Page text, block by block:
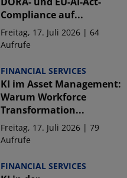
Compliance auf...
Freitag, 17. Juli 2026 | 64
Aufrufe
FINANCIAL SERVICES
KI im Asset Management:
Warum Workforce
Transformation...
Freitag, 17. Juli 2026 | 79
Aufrufe
FINANCIAL SERVICES